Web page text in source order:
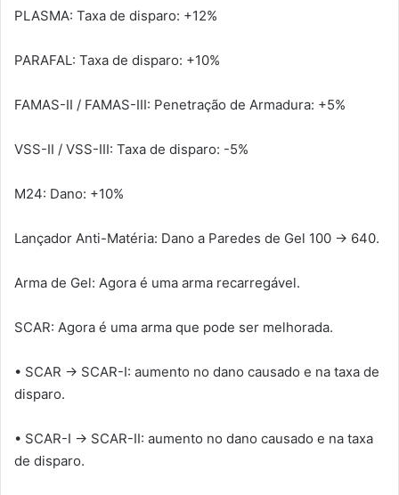
PLASMA: Taxa de disparo: +12%
PARAFAL: Taxa de disparo: +10%
FAMAS-II / FAMAS-III: Penetração de Armadura: +5%
VSS-II / VSS-III: Taxa de disparo: -5%
M24: Dano: +10%
Lançador Anti-Matéria: Dano a Paredes de Gel 100 → 640.
Arma de Gel: Agora é uma arma recarregável.
SCAR: Agora é uma arma que pode ser melhorada.
• SCAR → SCAR-I: aumento no dano causado e na taxa de
disparo.
• SCAR-I → SCAR-II: aumento no dano causado e na taxa
de disparo.